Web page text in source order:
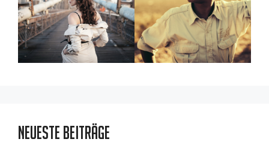
Neueste Beiträge